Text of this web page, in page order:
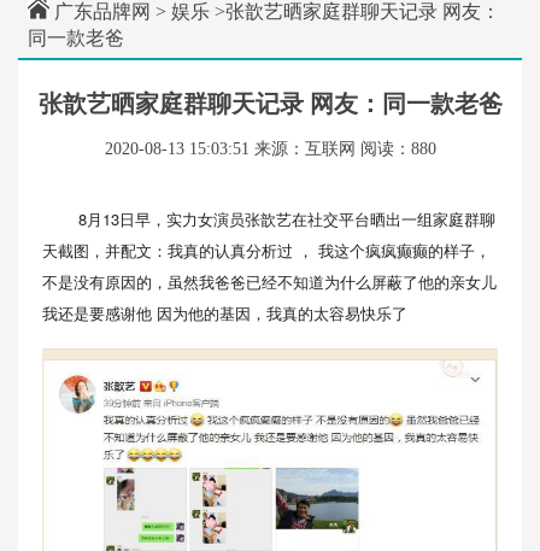
广东品牌网 > 娱乐 >张歆艺晒家庭群聊天记录 网友：
同一款老爸
张歆艺晒家庭群聊天记录 网友：同一款老爸
2020-08-13 15:03:51 来源：互联网 阅读：880
8月13日早，实力女演员张歆艺在社交平台晒出一组家庭群聊
天截图，并配文：我真的认真分析过 ， 我这个疯疯癫癫的样子，
不是没有原因的，虽然我爸爸已经不知道为什么屏蔽了他的亲女儿
我还是要感谢他 因为他的基因，我真的太容易快乐了